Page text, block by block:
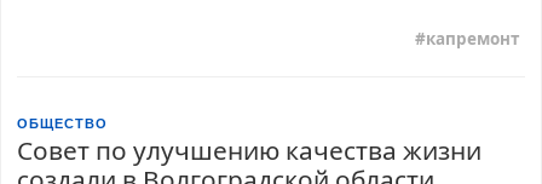
капремонт
ОБЩЕСТВО
Совет по улучшению качества жизни